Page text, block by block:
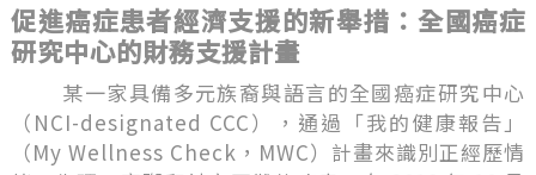
促進癌症患者經濟支援的新舉措：全國癌症
研究中心的財務支援計畫
某一家具備多元族裔與語言的全國癌症研究中心
（NCI-designated CCC），通過「我的健康報告」
（My Wellness Check，MWC）計畫來識別正經歷情